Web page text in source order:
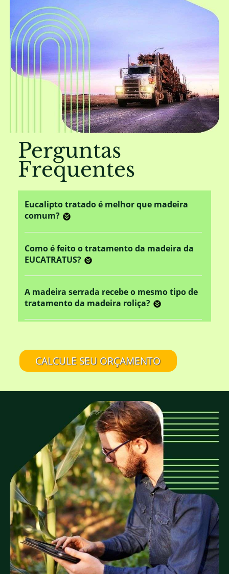
Perguntas
Frequentes
Eucalipto tratado é melhor que madeira
comum?
Como é feito o tratamento da madeira da
EUCATRATUS?
A madeira serrada recebe o mesmo tipo de
tratamento da madeira roliça?
madeira de eucalipto sem tratamento?
Eucalipto Tratado em Autoclave é tudo
É confiável comprar na EUCATRATUS?
A EUCATRATUS fornece madeira para quais
tipos de projetos?
A EUCATRATUS trabalha com peças roliças
de quais medidas?
CALCULE SEU ORÇAMENTO